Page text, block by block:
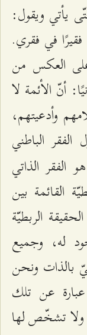
يأتي ويقول:
في فقري.
العكس من
أنّ الأئمة لا
وأدعيتهم،
الباطني
الفقر الذاتي
القائمة بين
الربطيّة
له، وجميع
بالذات ونحن
عبارة عن تلك
ولا تشخّص لها